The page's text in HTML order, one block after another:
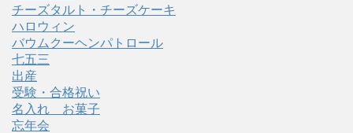
チーズタルト・チーズケーキ
ハロウィン
バウムクーヘンパトロール
七五三
出産
受験・合格祝い
名入れ お菓子
忘年会